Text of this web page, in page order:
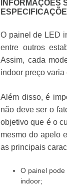
INFORMAÇÕES
O painel de LED
entre outros
Assim, cada
indoor preço
Além disso, é
não deve ser o
objetivo que é o
mesmo do apelo
as principais
O painel
indoor;